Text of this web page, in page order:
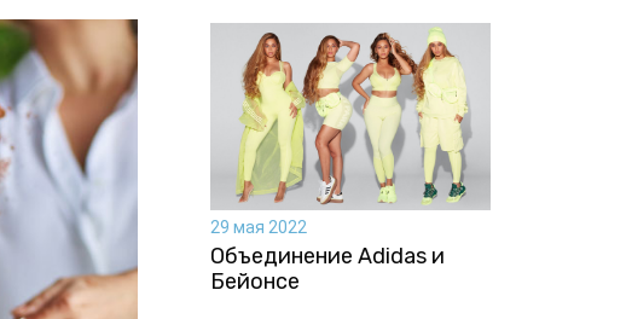
29 мая 2022
Объединение Adidas и
Бейонсе